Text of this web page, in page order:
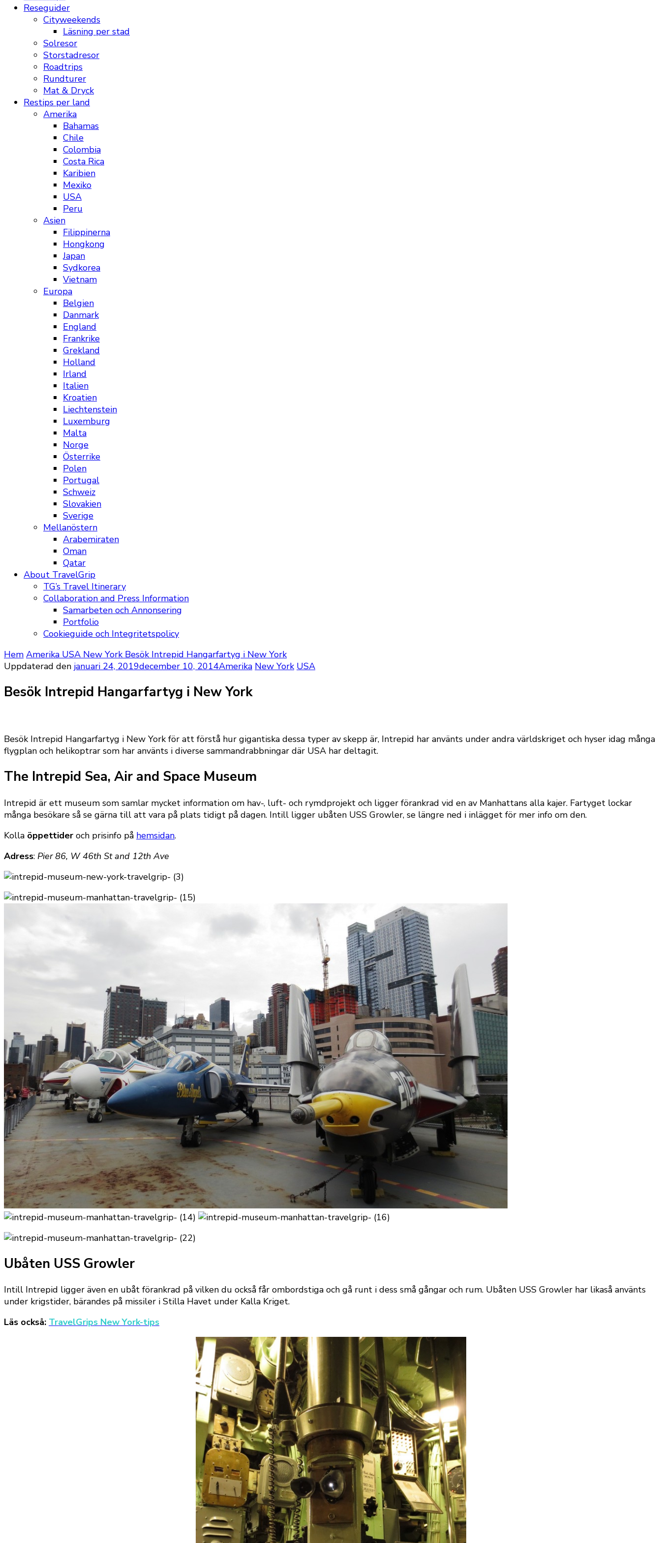
Reseguider
Cityweekends
Läsning per stad
Solresor
Storstadresor
Roadtrips
Rundturer
Mat & Dryck
Restips per land
Amerika
Bahamas
Chile
Colombia
Costa Rica
Karibien
Mexiko
USA
Peru
Asien
Filippinerna
Hongkong
Japan
Sydkorea
Vietnam
Europa
Belgien
Danmark
England
Frankrike
Grekland
Holland
Irland
Italien
Kroatien
Liechtenstein
Luxemburg
Malta
Norge
Österrike
Polen
Portugal
Schweiz
Slovakien
Sverige
Mellanöstern
Arabemiraten
Oman
Qatar
About TravelGrip
TG’s Travel Itinerary
Collaboration and Press Information
Samarbeten och Annonsering
Portfolio
Cookieguide och Integritetspolicy
Hem Amerika USA New York Besök Intrepid Hangarfartyg i New York
Uppdaterad den januari 24, 2019december 10, 2014Amerika New York USA
Besök Intrepid Hangarfartyg i New York
Besök Intrepid Hangarfartyg i New York för att förstå hur gigantiska dessa typer av skepp är, Intrepid har använts under andra världskriget och hyser idag många
flygplan och helikoptrar som har använts i diverse sammandrabbningar där USA har deltagit.
The Intrepid Sea, Air and Space Museum
Intrepid är ett museum som samlar mycket information om hav-, luft- och rymdprojekt och ligger förankrad vid en av Manhattans alla kajer. Fartyget lockar
många besökare så se gärna till att vara på plats tidigt på dagen. Intill ligger ubåten USS Growler, se längre ned i inlägget för mer info om den.
Kolla öppettider och prisinfo på hemsidan.
Adress: Pier 86, W 46th St and 12th Ave
Ubåten USS Growler
Intill Intrepid ligger även en ubåt förankrad på vilken du också får ombordstiga och gå runt i dess små gångar och rum. Ubåten USS Growler har likaså använts
under krigstider, bärandes på missiler i Stilla Havet under Kalla Kriget.
Läs också: TravelGrips New York-tips